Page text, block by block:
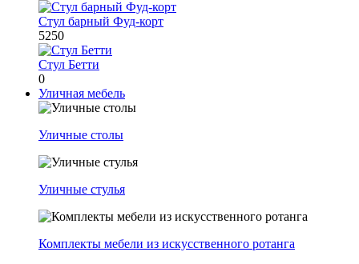
Стул барный Фуд-корт
5250
Стул Бетти
0
Уличная мебель
Уличные столы
Уличные стулья
Комплекты мебели из искусственного ротанга